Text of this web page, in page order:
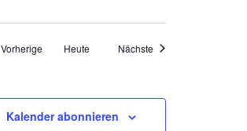
VorherigeVeranstaltungen
Heute Nächste Veranstaltungen
Kalender abonnieren